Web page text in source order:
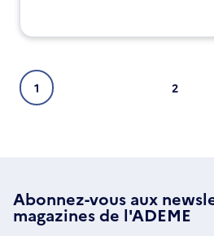
Pagination
Page
courante
1 Page
2
Abonnez-vous aux
magazines de l'ADEME